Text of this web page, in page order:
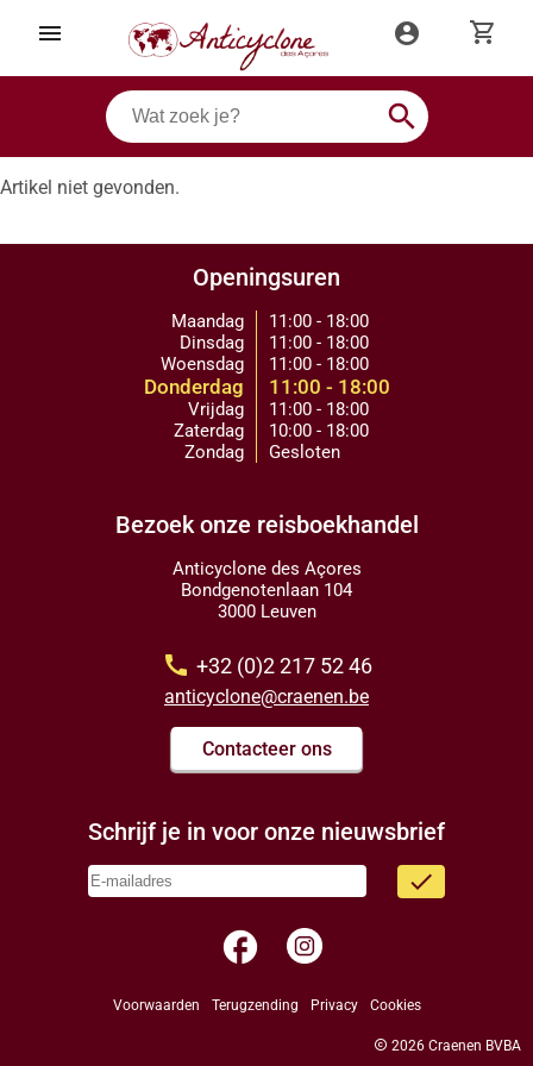
menu account_circle shopping_cart
search
Artikel niet gevonden.
Openingsuren
Maandag
Dinsdag
Woensdag
Donderdag
Vrijdag
Zaterdag
Zondag
11:00 - 18:00
11:00 - 18:00
11:00 - 18:00
11:00 - 18:00
11:00 - 18:00
10:00 - 18:00
Gesloten
Bezoek onze reisboekhandel
Anticyclone des Açores
Bondgenotenlaan 104
3000 Leuven
call +32 (0)2 217 52 46
anticyclone@craenen.be
Contacteer ons
Schrijf je in voor onze nieuwsbrief
done
facebook
Voorwaarden Terugzending Privacy Cookies
copyright 2026 Craenen BVBA